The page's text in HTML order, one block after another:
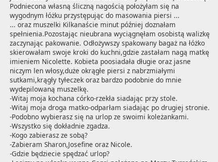
Podniecona własną śliczną nagością położyłam się na
wygodnym łóżku przystępując do masowania piersi ...
... oraz muszelki Kilkanaście minut później doznałam
spełnienia.Pozostając nieubrana wyciągnęłam osobistą walizkę
zaczynając pakowanie. Odłożywszy spakowany bagaż na łóżko
skierowałam swoje kroki do kuchni,gdzie zastałam nagą matkę
imieniem Nicolette. Kobieta poosiadała długie oraz jasne
niczym len włosy,duże okrągłe piersi z nabrzmiałymi
sutkami,krągły tyłeczek oraz bardzo podobnie do mnie
wydepilowaną muszelkę.
-Witaj moja kochana córko-rzekła siadając przy stole.
-Witaj moja droga matko-odparłam siadając po drugiej stronie.
-Podobno wybierasz się na urlop ze swoimi koleżankami.
-Wszystko się dokładnie zgadza.
-Kogo zabierasz ze sobą?
-Zabieram Sharon,Josefine oraz Nicole.
-Gdzie będziecie spędzać urlop?